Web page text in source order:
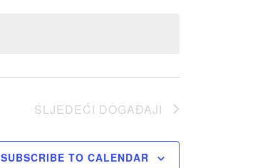
SLJEDEĆI DOGAĐAJI
SUBSCRIBE TO CALENDAR